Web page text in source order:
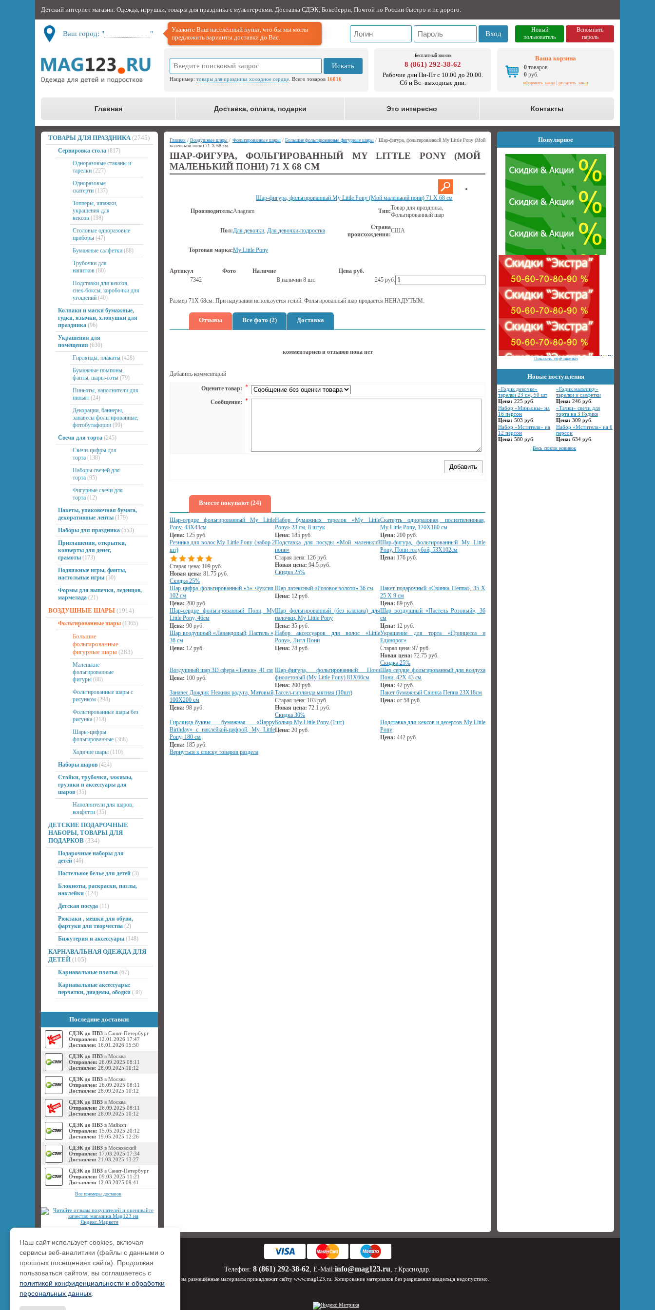
Детский интернет магазин. Одежда, игрушки, товары для праздника с мультгероями. Доставка СДЭК, Боксберри, Почтой по России быстро и не дорого.
Ваш город: " "
Укажите Ваш населённый пункт, что бы мы могли
предложить варианты доставки до Вас.
Вход
Новый
пользователь
Вспомнить
пароль
Искать
Например: товары для праздника холодное сердце . Всего товаров 16016
Бесплатный звонок
8 (861) 292-38-62
Рабочие дни Пн-Пт с 10.00 до 20.00.
Сб и Вс -выходные дни.
Ваша корзина
0 товаров
0 руб.
оформить заказ | оплатить заказ
Главная Доставка, оплата, подарки Это интересно Контакты
ТОВАРЫ ДЛЯ ПРАЗДНИКА (2745)
Сервировка стола (817)
Одноразовые стаканы и
тарелки (227)
Одноразовые
скатерти (137)
Топперы, шпажки,
украшения для
кексов (198)
Столовые одноразовые
приборы (47)
Бумажные салфетки (88)
Трубочки для
напитков (80)
Подставки для кексов,
снек-боксы, коробочки для
угощений (40)
Колпаки и маски бумажные,
гудки, язычки, хлопушки для
праздника (96)
Украшения для
помещения (630)
Гирлянды, плакаты (428)
Бумажные помпоны,
фанты, шары-соты (79)
Пиньяты, наполнители для
пиньят (24)
Декорации, баннеры,
занавесы фольгированные,
фотобутафории (99)
Свечи для торта (245)
Свечи-цифры для
торта (138)
Наборы свечей для
торта (95)
Фигурные свечи для
торта (12)
Пакеты, упаковочная бумага,
декоративные ленты (179)
Наборы для праздника (553)
Приглашения, открытки,
конверты для денег,
грамоты (173)
Подвижные игры, фанты,
настольные игры (30)
Формы для выпечки, леденцов,
мармелада (21)
ВОЗДУШНЫЕ ШАРЫ (1914)
Фольгированные шары (1365)
Большие
фольгированные
фигурные шары (283)
Маленькие
фольгированные
фигуры (88)
Фольгированные шары с
рисунком (298)
Фольгированные шары без
рисунка (218)
Шары-цифры
фольгированные (368)
Ходячие шары (110)
Наборы шаров (424)
Стойки, трубочки, зажимы,
грузики и аксессуары для
шаров (35)
Наполнители для шаров,
конфетти (35)
ДЕТСКИЕ ПОДАРОЧНЫЕ
НАБОРЫ, ТОВАРЫ ДЛЯ
ПОДАРКОВ (334)
Подарочные наборы для
детей (46)
Постельное белье для детей (3)
Блокноты, раскраски, пазлы,
наклейки (124)
Детская посуда (11)
Рюкзаки , мешки для обуви,
фартуки для творчества (2)
Бижутерия и аксессуары (148)
КАРНАВАЛЬНАЯ ОДЕЖДА ДЛЯ
ДЕТЕЙ (105)
Карнавальные платья (67)
Карнавальные аксессуары:
перчатки, диадемы, ободки (38)
Последние доставки:
СДЭК до ПВЗ в Санкт-Петербург
Отправлен: 12.01.2026 17:47
Доставлен: 16.01.2026 15:50
СДЭК до ПВЗ в Москва
Отправлен: 26.09.2025 08:11
Доставлен: 28.09.2025 10:12
СДЭК до ПВЗ в Москва
Отправлен: 26.09.2025 08:11
Доставлен: 28.09.2025 10:12
СДЭК до ПВЗ в Москва
Отправлен: 26.09.2025 08:11
Доставлен: 28.09.2025 10:12
СДЭК до ПВЗ в Майкоп
Отправлен: 15.05.2025 20:12
Доставлен: 19.05.2025 12:26
СДЭК до ПВЗ в Московский
Отправлен: 17.03.2025 17:34
Доставлен: 21.03.2025 13:27
СДЭК до ПВЗ в Санкт-Петербург
Отправлен: 09.03.2025 11:21
Доставлен: 12.03.2025 09:41
Все примеры доставок
Главная /Воздушные шары / Фольгированные шары/ Большие фольгированные фигурные шары / Шар-фигура, фольгированный My Little Pony (Мой
маленький пони) 71 Х 68 см
ШАР-ФИГУРА, ФОЛЬГИРОВАННЫЙ MY LITTLE PONY (МОЙ
МАЛЕНЬКИЙ ПОНИ) 71 Х 68 СМ
Шар-фигура, фольгированный My Little Pony (Мой маленький пони) 71 Х 68 см
Производитель:Anagram Тип:Товар для праздника,
Фольгированный шар
Пол:Для девочки, Для девочки-подростка
Страна
происхождения:
США
Торговая марка:My Little Pony
Артикул Фото Наличие
Цена руб.
7342
В наличии 8 шт. 245 руб.
Размер 71Х 68см. При надувании используется гелий. Фольгированный шар продается НЕНАДУТЫМ.
Отзывы Все фото (2) Доставка
комментариев и отзывов пока нет
Добавить комментарий
Оцените товар: *
Сообщение: *
Вместе покупают (24)
Шар-сердце фольгированный My Little
Pony, 43Х43см
Цена: 125 руб.
Набор бумажных тарелок «My Little
Pony» 23 см, 8 штук
Цена: 185 руб.
Скатерть одноразовая, полиэтиленовая,
My Little Pony, 120Х180 см
Цена: 200 руб.
Резинка для волос My Little Pony (набор 2
шт)
Старая цена: 109 руб.
Новая цена: 81.75 руб.
Скидка 25%
Подставка для посуды «Мой маленький
пони»
Старая цена: 126 руб.
Новая цена: 94.5 руб.
Скидка 25%
Шар-фигура, фольгированный My Little
Pony, Пони голубой, 53Х102см
Цена: 176 руб.
Шар-цифра фольгированный «5» Фуксия,
102 см
Цена: 200 руб.
Шар латексный «Розовое золото» 36 см
Цена: 12 руб.
Пакет подарочный «Свинка Пеппа», 35 Х
25 Х 9 см
Цена: 89 руб.
Шар-сердце фольгированный Пони, My
Little Pony, 46см
Цена: 90 руб.
Шар фольгированный (без клапана) для
палочки, My Little Pony
Цена: 35 руб.
Шар воздушный «Пастель Розовый», 36
см
Цена: 12 руб.
Шар воздушный «Лавандовый, Пастель »,
36 см
Цена: 12 руб.
Набор аксессуаров для волос «Little
Pony», Литл Пони
Цена: 78 руб.
Украшение для торта «Принцесса и
Единорог»
Старая цена: 97 руб.
Новая цена: 72.75 руб.
Скидка 25%
Воздушный шар 3D сфера «Тачки», 41 см
Цена: 100 руб.
Шар-фигура, фольгированный Пони
фиолетовый (My Little Pony) 81Х66см
Цена: 200 руб.
Шар сердце фольгированный для воздуха
Пони, 42Х 43 см
Цена: 42 руб.
Занавес Дождик Нежная радуга, Матовый,
100Х200 см
Цена: 98 руб.
Тассел-гирлянда мятная (10шт)
Старая цена: 103 руб.
Новая цена: 72.1 руб.
Скидка 30%
Пакет бумажный Свинка Пеппа 23Х18см
Цена: от 58 руб.
Гирлянда-буквы бумажная «Happy
Birthday» с наклейкой-цифрой, My Little
Pony, 180 см
Цена: 185 руб.
Кольцо My Little Pony (1шт)
Цена: 20 руб.
Подставка для кексов и десертов My Little
Pony
Цена: 442 руб.
Вернуться к списку товаров раздела
Популярное
Показать ещё иконки
Новые поступления
«Годик девочке»
тарелки 23 см, 50 шт
Цена: 225 руб.
«Годик мальчику»
тарелки и салфетки
Цена: 246 руб.
Набор «Миньоны» на
16 персон
Цена: 503 руб.
«Тачки» свечи для
торта на 3 Годика
Цена: 309 руб.
Набор «Мстители» на
12 персон
Цена: 580 руб.
Набор «Мстители» на 6
персон
Цена: 634 руб.
Весь список новинок
Телефон: 8 (861) 292-38-62, E-Mail:info@mag123.ru, г.Краснодар.
Права на размещённые материалы принадлежат сайту www.mag123.ru. Копирование материалов без разрешения владельца недопустимо.
Наш сайт использует cookies, включая
сервисы веб-аналитики (файлы с данными о
прошлых посещениях сайта). Продолжая
пользоваться сайтом, вы соглашаетесь с
политикой конфиденциальности и обработки
персональных данных